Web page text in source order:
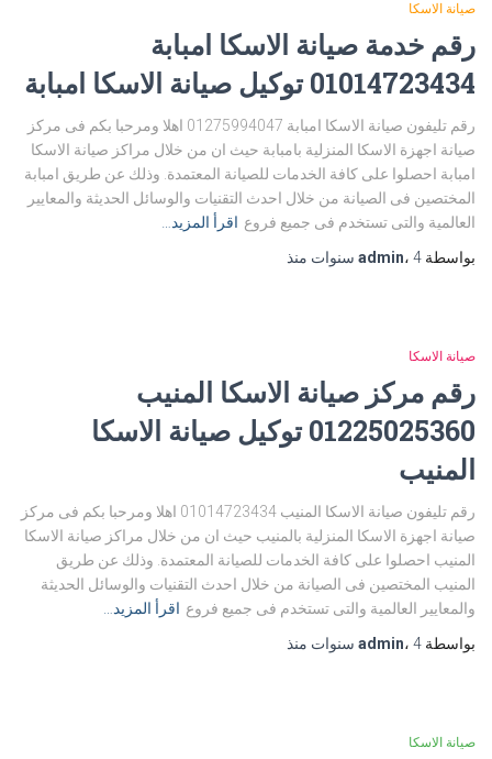
صيانة الاسكا
رقم خدمة صيانة الاسكا امبابة
01014723434 توكيل صيانة الاسكا امبابة
رقم تليفون صيانة الاسكا امبابة 01275994047 اهلا ومرحبا بكم فى مركز
صيانة اجهزة الاسكا المنزلية بامبابة حيث ان من خلال مراكز صيانة الاسكا
امبابة احصلوا على كافة الخدمات للصيانة المعتمدة. وذلك عن طريق امبابة
المختصين فى الصيانة من خلال احدث التقنيات والوسائل الحديثة والمعايير
العالمية والتى تستخدم فى جميع فروع اقرأ المزيد…
بواسطة
admin، 4 سنوات منذ
صيانة الاسكا
رقم مركز صيانة الاسكا المنيب
01225025360 توكيل صيانة الاسكا
المنيب
رقم تليفون صيانة الاسكا المنيب 01014723434 اهلا ومرحبا بكم فى مركز
صيانة اجهزة الاسكا المنزلية بالمنيب حيث ان من خلال مراكز صيانة الاسكا
المنيب احصلوا على كافة الخدمات للصيانة المعتمدة. وذلك عن طريق
المنيب المختصين فى الصيانة من خلال احدث التقنيات والوسائل الحديثة
والمعايير العالمية والتى تستخدم فى جميع فروع اقرأ المزيد…
بواسطة
admin، 4 سنوات منذ
صيانة الاسكا